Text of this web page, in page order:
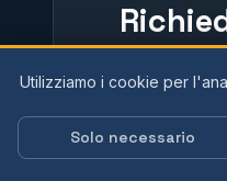
mole
Hai bisogno di un
mole abrasive
Utilizziamo i cookie per
Solo necessario